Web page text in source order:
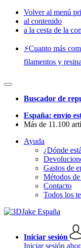
Volver al menú
al contenido
a la cesta de la
⚡️Cuanto más
filamentos y
Buscador de
España: envío
Más de 11.100
Ayuda
¿Dónde
Gastos de
Métodos
Contacto
Todos los
Iniciar sesión
Iniciar sesión